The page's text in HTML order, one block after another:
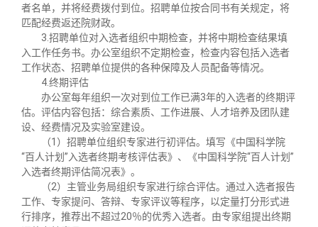
者名单，并将经费拨付到位。招聘单位按合同书有关规定，将
匹配经费返还院财政。
3.招聘单位对入选者组织中期检查，并将中期检查结果填
入工作任务书。办公室组织不定期检查，检查内容包括入选者
工作状态、招聘单位提供的各种保障及人员配备等情况。
4.终期评估
办公室每年组织一次对到位工作已满3年的入选者的终期评
估。评估内容包括：综合素质、工作进展、人才培养及团队建
设、经费情况及实验室建设。
（1）招聘单位组织专家进行初评估。填写《中国科学院
“百人计划”入选者终期考核评估表》、《中国科学院“百人计划”
入选者终期评估简况表》。
（2）主管业务局组织专家进行综合评估。通过入选者报告
工作、专家提问、答辩、专家评议等程序，以定量打分形式进
行排序，推荐出不超过20％的优秀入选者。由专家组提出终期